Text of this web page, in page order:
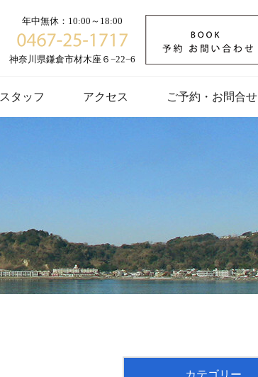
年中無休：10:00～18:00
神奈川県鎌倉市材木座６−22−6
スタッフ アクセス ご予約・お問合せ
カテゴリー